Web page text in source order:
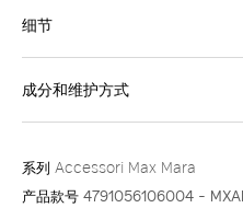
细节
成分和维护方式
系列 Accessori Max Mara
产品款号 4791056106004 -